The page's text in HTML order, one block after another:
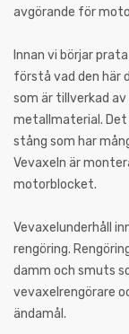
avgörande för
Innan vi börjar
förstå vad den här
som är tillverkad
metallmaterial. Det
stång som har
Vevaxeln är
motorblocket.
Vevaxelunderhåll
rengöring.
damm och smuts
vevaxelrengörare
ändamål.